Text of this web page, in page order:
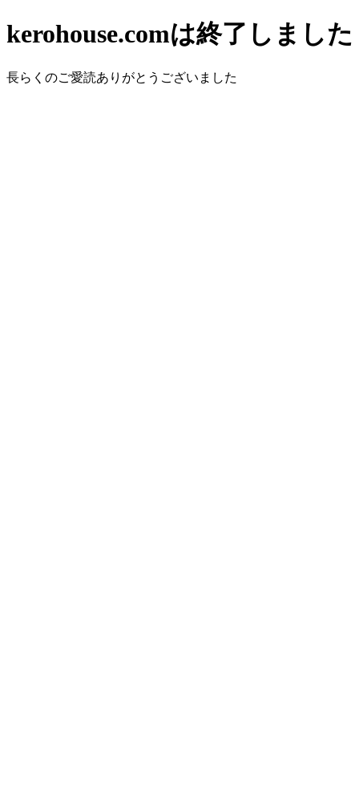
kerohouse.comは終了しました
長らくのご愛読ありがとうございました